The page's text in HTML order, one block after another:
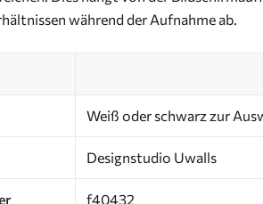
während der Aufnahme ab.
Weiß oder schwarz zur
Designstudio Uwalls
f40432